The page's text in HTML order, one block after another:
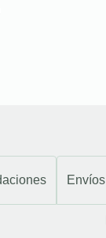
Envíos